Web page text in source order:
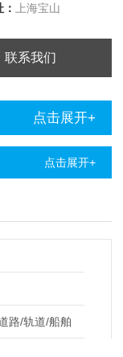
上海宝山
联系我们
点击展开+
点击展开+
路/轨道/船舶